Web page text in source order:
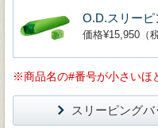
O.D.スリー
価格¥15,950（税
商品名の#番号が小さいほ
スリーピング